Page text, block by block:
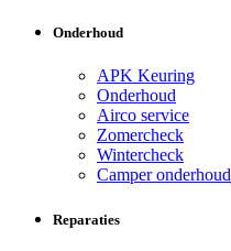
Onderhoud
APK Keuring
Onderhoud
Airco service
Zomercheck
Wintercheck
Camper onderhoud
Reparaties